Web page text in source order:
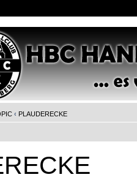
‹ PLAUDERECKE